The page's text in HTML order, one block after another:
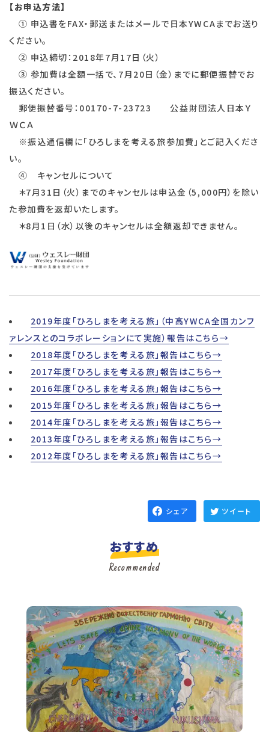
【お申込方法】
① 申込書をFAX・郵送またはメールで日本YWCAまでお送り
ください。
② 申込締切：2018年7月17日（火）
③ 参加費は全額一括で、7月20日（金）までに郵便振替でお
振込ください。
郵便振替番号： 00170-7-23723
公益財団法人日本Ｙ
ＷＣＡ
※振込通信欄に「ひろしまを考える旅参加費」とご記入くださ
い。
④ キャンセルについて
＊7月31日（火）までのキャンセルは申込金（5,000円）を除い
た参加費を返却いたします。
＊8月1日（水）以後のキャンセルは全額返却できません。
2019年度「ひろしまを考える旅」（中高YWCA全国カンフ
ァレンスとのコラボレーションにて実施）報告はこちら→
2018年度「ひろしまを考える旅」報告はこちら→
2017年度「ひろしまを考える旅」報告はこちら→
2016年度「ひろしまを考える旅」報告はこちら→
2015年度「ひろしまを考える旅」報告はこちら→
2014年度「ひろしまを考える旅」報告はこちら→
2013年度「ひろしまを考える旅」報告はこちら→
2012年度「ひろしまを考える旅」報告はこちら→
シェア ツイート
おすすめ
Recommended